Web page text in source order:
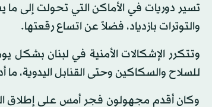
تسير دوريات في الأماكن التي تحولت إلى ما
والتوترات بازدياد، فضلاً عن اتساع رقعتها.
وتتكرر الإشكالات الأمنية في لبنان
للسلاح والسكاكين وحتى القنابل اليدوية،
وكان أقدم مجهولون فجر أمس على إطلاق